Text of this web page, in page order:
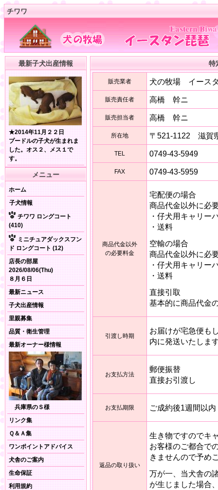
チワワ
最新子犬出産情報
★2014年11月２２日
プードルの子犬が生まれま
した。オス２、メス１で
す。
メニュー
ホーム
子犬情報
チワワ ロングコート
(410)
ミニチュアダックスフン
ド ロングコート (12)
店長の部屋
2026/08/06(Thu)
８月６日
最新ニュース
子犬出産情報
里親募集
品質・衛生管理
最新オーナー様情報
兵庫県のＳ様
リンク集
Ｑ＆Ａ集
ワンポイントアドバイス
犬舎のご案内
生命保証
利用規約
特
販売業者 犬の牧場 イース
販売責任者 高橋 幹ニ
販売担当者 高橋 幹ニ
所在地 〒521-1122 滋賀
TEL 0749-43-5949
FAX 0749-43-5959
商品代金以外
の必要料金
宅配便の場合
商品代金以外に必
・仔犬用キャリー
・送料
空輸の場合
商品代金以外に必
・仔犬用キャリー
・送料
直接引取
基本的に商品代金
引渡し時期
お届けが宅急便も
内に発送いたしま
お支払方法
郵便振替
直接お引渡し
お支払期限 ご成約後1週間以内
返品の取り扱い
生き物ですのでキ
お客様のご都合で
きませんので予め
万が一、当犬舎の
が生じました場合